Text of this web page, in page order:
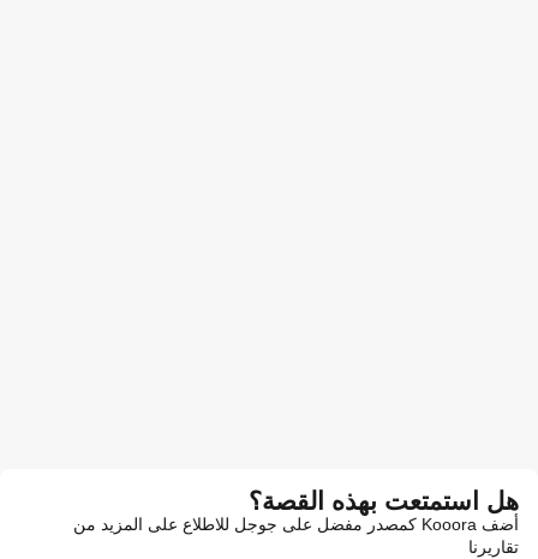
هل استمتعت بهذه القصة؟
أضف Kooora كمصدر مفضل على جوجل للاطلاع على المزيد من
تقاريرنا